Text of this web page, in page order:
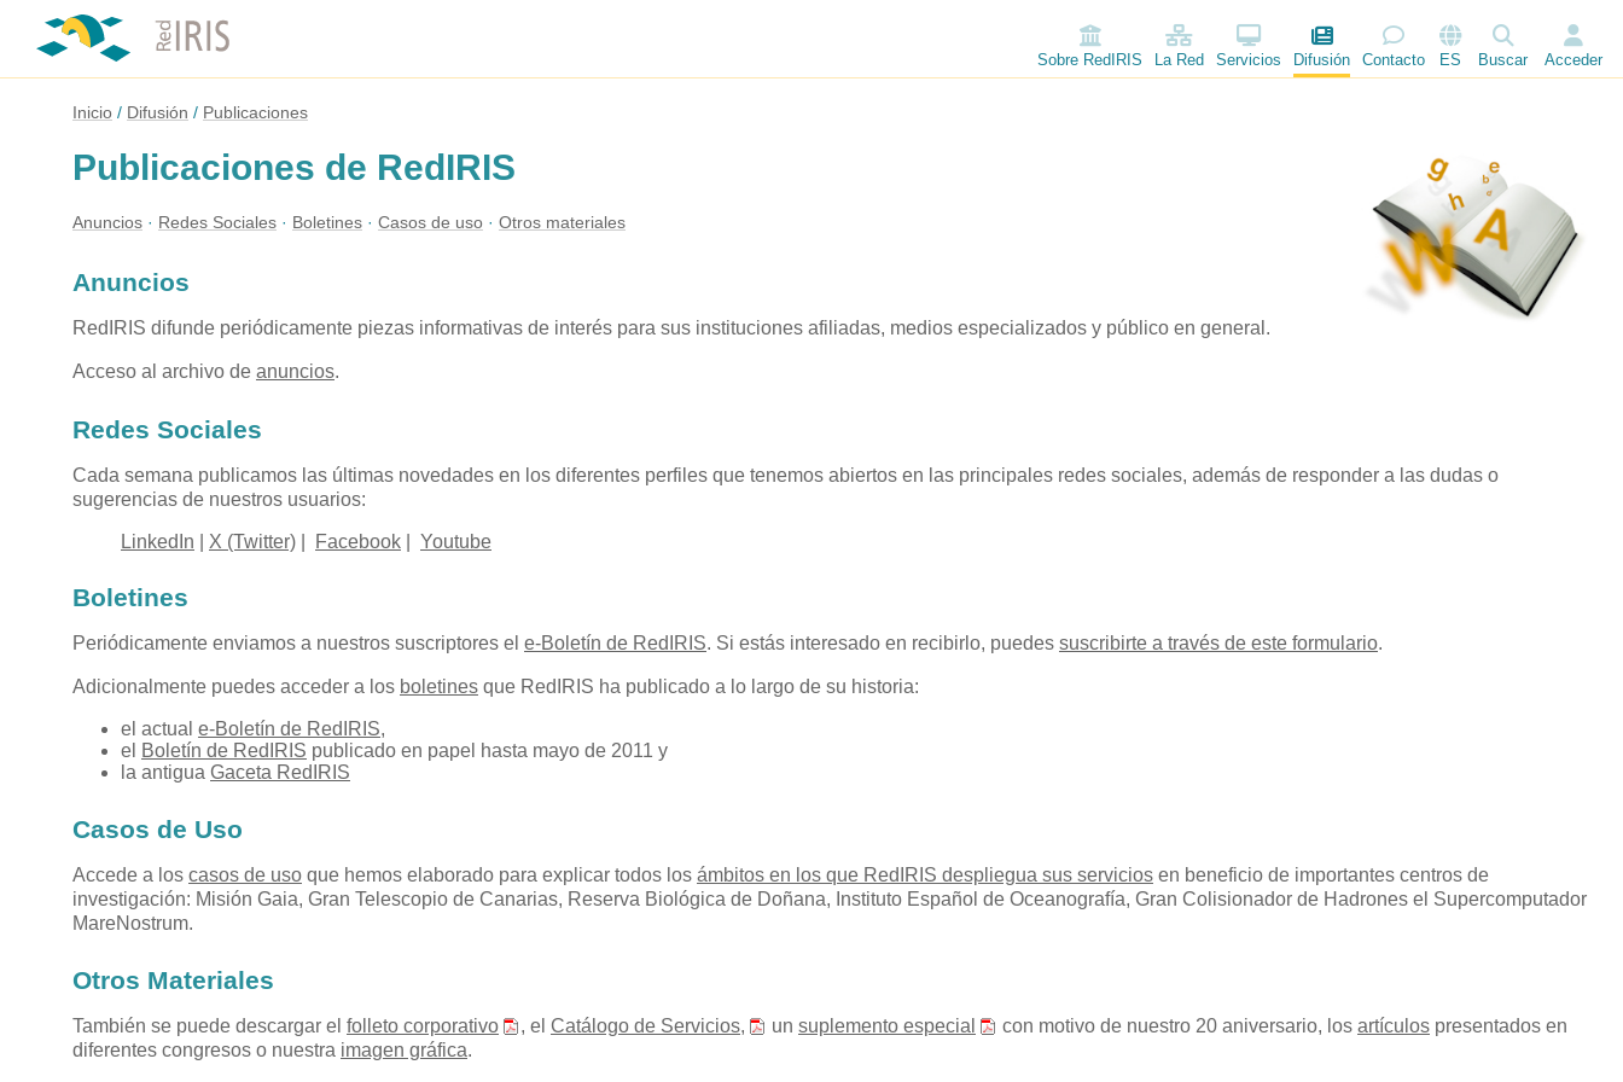
Sobre RedIRIS La Red Servicios Difusión Contacto ES Buscar Acceder
Inicio Difusión Publicaciones
Publicaciones de RedIRIS
Anuncios Redes Sociales Boletines Casos de uso Otros materiales
Anuncios
RedIRIS difunde periódicamente piezas informativas de interés para sus instituciones afiliadas, medios especializados y público en general.
Acceso al archivo de anuncios.
Redes Sociales
Cada semana publicamos las últimas novedades en los diferentes perfiles que tenemos abiertos en las principales redes sociales, además de responder a las dudas o
sugerencias de nuestros usuarios:
LinkedIn X (Twitter) Facebook Youtube
Boletines
Periódicamente enviamos a nuestros suscriptores el e-Boletín de RedIRIS. Si estás interesado en recibirlo, puedes suscribirte a través de este formulario.
Adicionalmente puedes acceder a los boletines que RedIRIS ha publicado a lo largo de su historia:
el actual e-Boletín de RedIRIS,
el Boletín de RedIRIS publicado en papel hasta mayo de 2011 y
la antigua Gaceta RedIRIS
Casos de Uso
Accede a los casos de uso que hemos elaborado para explicar todos los ámbitos en los que RedIRIS despliegua sus servicios en beneficio de importantes centros de
investigación: Misión Gaia, Gran Telescopio de Canarias, Reserva Biológica de Doñana, Instituto Español de Oceanografía, Gran Colisionador de Hadrones el Supercomputador
MareNostrum.
Otros Materiales
También se puede descargar el folleto corporativo , el Catálogo de Servicios, un suplemento especial con motivo de nuestro 20 aniversario, los artículos presentados en
diferentes congresos o nuestra imagen gráfica.